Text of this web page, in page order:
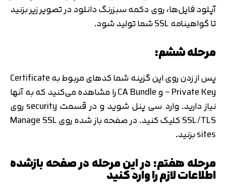
آپلود فایل‌ها، روی دکمه سبزرنگ دانلود در تصویر زیر بزنید
تا گواهینامه SSL شما تولید شود.
مرحله ششم:
پس از زدن روی این گزینه شما کدهای مربوط به Certificate
– Private Key و CA Bundle را مشاهده می‌کنید که به آنها
نیاز دارید. وارد سی پنل شوید و در قسمت security روی
SSL/TLS کلیک کنید. در صفحه باز شده روی Manage SSL
sites بزنید.
مرحله هفتم: در این مرحله در صفحه بازشده
اطلاعات لازم را وارد کنید